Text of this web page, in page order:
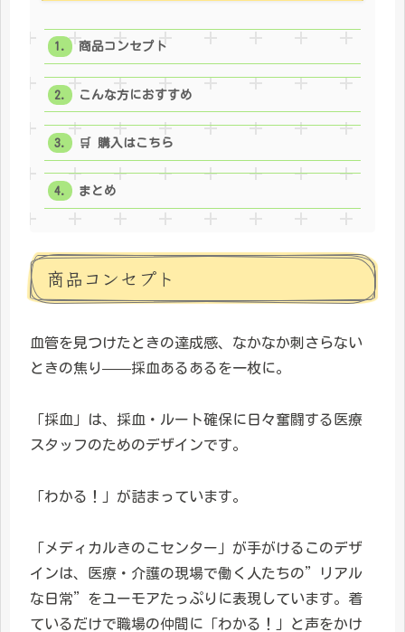
商品コンセプト
こんな方におすすめ
🛒 購入はこちら
まとめ
商品コンセプト
血管を見つけたときの達成感、なかなか刺さらない
ときの焦り——採血あるあるを一枚に。
「採血」は、採血・ルート確保に日々奮闘する医療
スタッフのためのデザインです。
「わかる！」が詰まっています。
「メディカルきのこセンター」が手がけるこのデザ
インは、医療・介護の現場で働く人たちの”リアル
な日常”をユーモアたっぷりに表現しています。着
ているだけで職場の仲間に「わかる！」と声をかけ